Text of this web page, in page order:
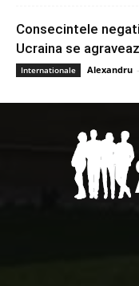
Consecintele
Ucraina se
Internationale Alexandru -